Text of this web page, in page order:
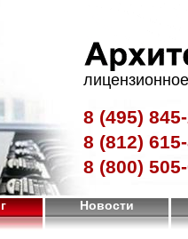
8 (495)
8 (812)
8 (800)
Новости